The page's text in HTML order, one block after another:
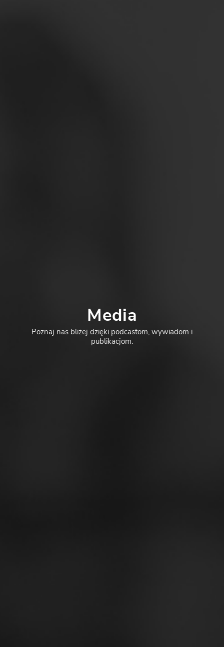
Media
Poznaj nas bliżej dzięki podcastom, wywiadom i
publikacjom.